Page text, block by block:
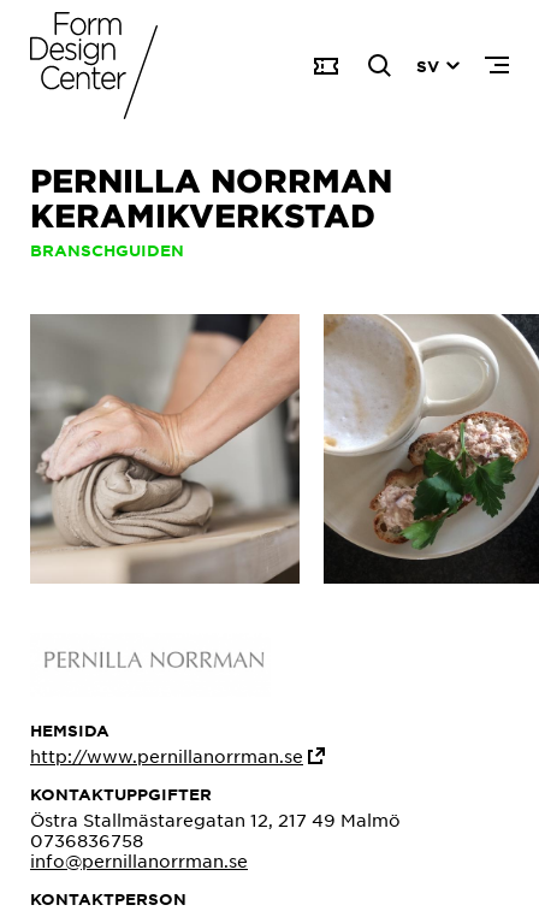
SV
PERNILLA NORRMAN
KERAMIKVERKSTAD
BRANSCHGUIDEN
HEMSIDA
http://www.pernillanorrman.se
KONTAKTUPPGIFTER
Östra Stallmästaregatan 12, 217 49 Malmö
0736836758
info@pernillanorrman.se
KONTAKTPERSON